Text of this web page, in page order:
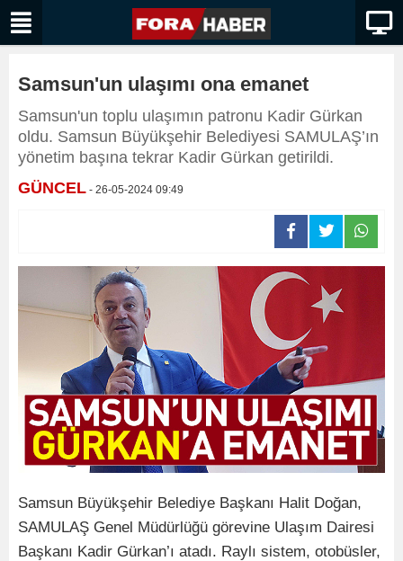
Samsun'un ulaşımı ona emanet
Samsun'un toplu ulaşımın patronu Kadir Gürkan
oldu. Samsun Büyükşehir Belediyesi SAMULAŞ’ın
yönetim başına tekrar Kadir Gürkan getirildi.
GÜNCEL - 26-05-2024 09:49
Samsun Büyükşehir Belediye Başkanı Halit Doğan,
SAMULAŞ Genel Müdürlüğü görevine Ulaşım Dairesi
Başkanı Kadir Gürkan’ı atadı. Raylı sistem, otobüsler,